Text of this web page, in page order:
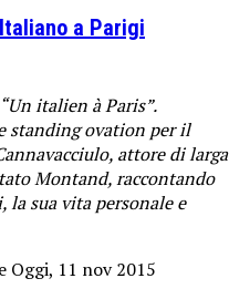
a Parigi
italien à Paris”.
standing ovation per il
attore di larga
Montand, raccontando
la sua vita personale e
Oggi, 11 nov 2015